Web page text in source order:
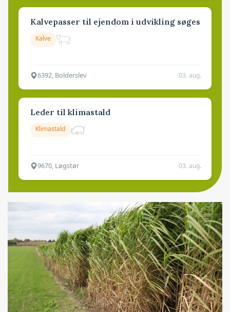
Kalvepasser til ejendom i udvikling søges
Kalve
6392, Bolderslev 03. aug.
Leder til klimastald
Klimastald
9670, Løgstør 03. aug.